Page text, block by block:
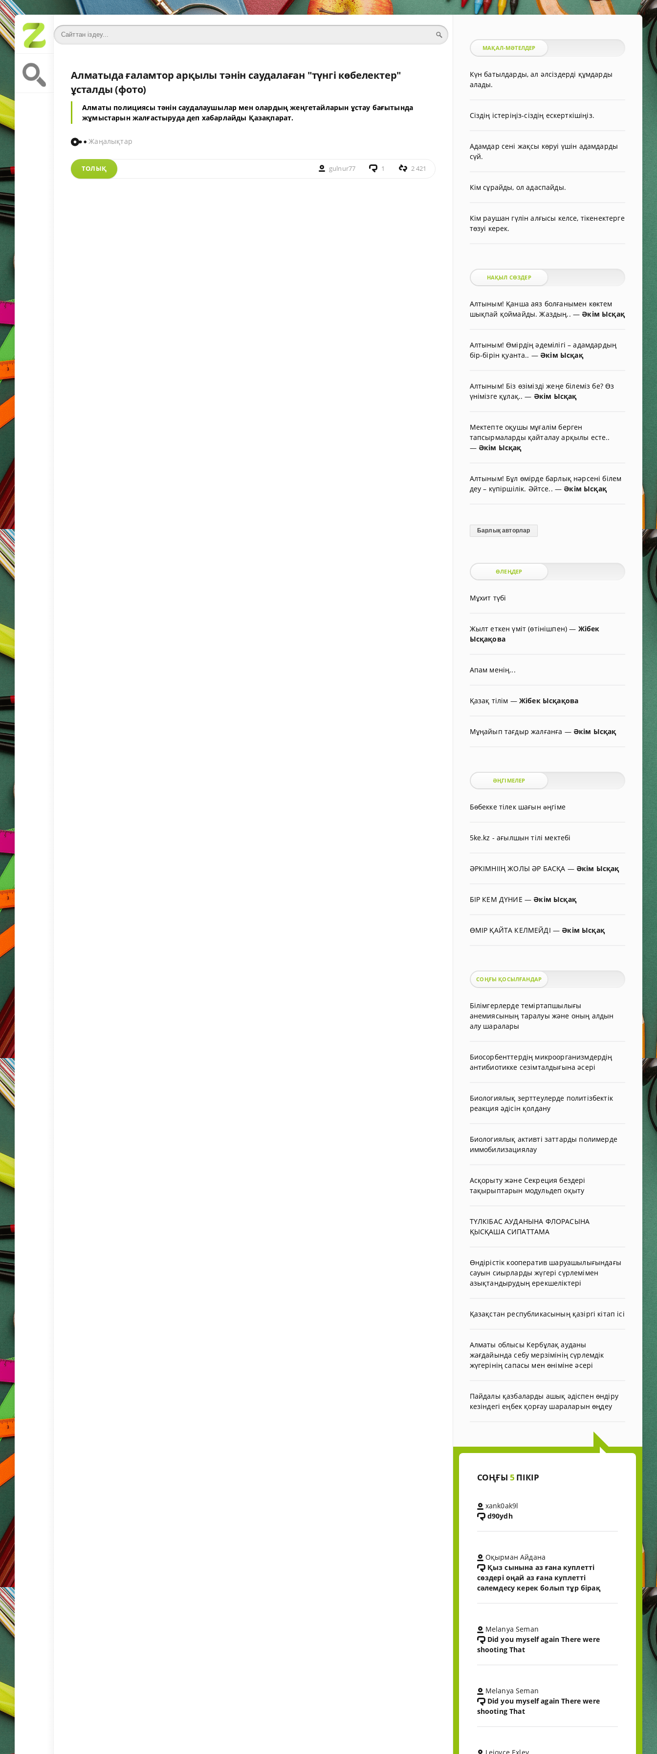
Алматыда ғаламтор арқылы тәнін саудалаған "түнгі көбелектер"
ұсталды (фото)
Алматы полициясы тәнін саудалаушылар мен олардың жеңгетайларын ұстау бағытында
жұмыстарын жалғастыруда деп хабарлайды Қазақпарат.
Жаңалықтар
ТОЛЫҚ gulnur77 1 2 421
МАҚАЛ-МӘТЕЛДЕР
Күн батылдарды, ал әлсіздерді құмдарды
алады.
Сіздің істеріңіз-сіздің ескерткішіңіз.
Адамдар сені жақсы көруі үшін адамдарды
сүй.
Кім сұрайды, ол адаспайды.
Кім раушан гүлін алғысы келсе, тікенектерге
төзуі керек.
НАҚЫЛ СӨЗДЕР
Алтыным! Қанша аяз болғанымен көктем
шықпай қоймайды. Жаздың.. — Әкім Ысқақ
Алтыным! Өмірдің әдемілігі – адамдардың
бір-бірін қуанта.. — Әкім Ысқақ
Алтыным! Біз өзімізді жеңе білеміз бе? Өз
үнімізге құлақ..— Әкім Ысқақ
Мектепте оқушы мұғалім берген
тапсырмаларды қайталау арқылы есте..
— Әкім Ысқақ
Алтыным! Бұл өмірде барлық нәрсені білем
деу – күпіршілік. Әйтсе.. — Әкім Ысқақ
Барлық авторлар
ӨЛЕҢДЕР
Мұхит түбі
Жылт еткен үміт (өтінішпен)— Жібек
Ысқақова
Апам менің...
Қазақ тілім — Жібек Ысқақова
Мұңайып тағдыр жалғанға — Әкім Ысқақ
ӘҢГІМЕЛЕР
Бөбекке тілек шағын əңгіме
5ke.kz - ағылшын тілі мектебі
ӘРКІМНІІҢ ЖОЛЫ ӘР БАСҚА — Әкім Ысқақ
БІР КЕМ ДҮНИЕ — Әкім Ысқақ
ӨМІР ҚАЙТА КЕЛМЕЙДІ — Әкім Ысқақ
СОҢҒЫ ҚОСЫЛҒАНДАР
Білімгерлерде теміртапшылығы
анемиясының таралуы және оның алдын
алу шаралары
Биосорбенттердің микроорганизмдердің
антибиотикке сезімталдығына әсері
Биологиялық зерттеулерде политізбектік
реакция әдісін қолдану
Биологиялық активті заттарды полимерде
иммобилизациялау
Асқорыту және Секреция бездері
тақырыптарын модульдеп оқыту
ТҮЛКІБАС АУДАНЫНА ФЛОРАСЫНА
ҚЫСҚАША СИПАТТАМА
Өндірістік кооператив шаруашылығындағы
сауын сиырларды жүгері сүрлемімен
азықтандырудың ерекшеліктері
Қазақстан республикасының қазіргі кітап ісі
Алматы облысы Кербұлақ ауданы
жағдайында себу мерзімінің сүрлемдік
жүгерінің сапасы мен өніміне әсері
Пайдалы қазбаларды ашық әдіспен өндіру
кезіндегі еңбек қорғау шараларын өңдеу
СОҢҒЫ 5 ПІКІР
xank0ak9l
d90ydh
Оқырман Айдана
Қыз сынына аз ғана куплетті
сөздері оңай аз ғана куплетті
сәлемдесу керек болып тұр бірақ
Melanya Seman
Did you myself again There were
shooting That
Melanya Seman
Did you myself again There were
shooting That